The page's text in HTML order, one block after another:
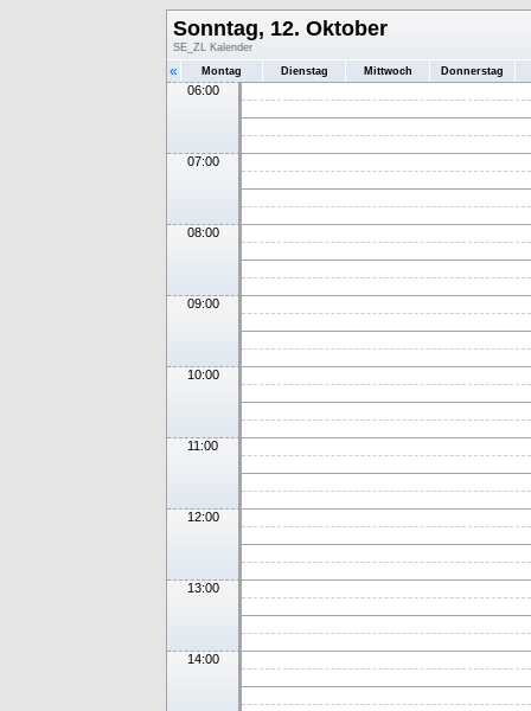
Sonntag, 12. Oktober
SE_ZL Kalender
« Montag Dienstag Mittwoch Donnerstag
06:00
07:00
08:00
09:00
10:00
11:00
12:00
13:00
14:00